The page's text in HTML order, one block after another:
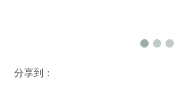
分享到：